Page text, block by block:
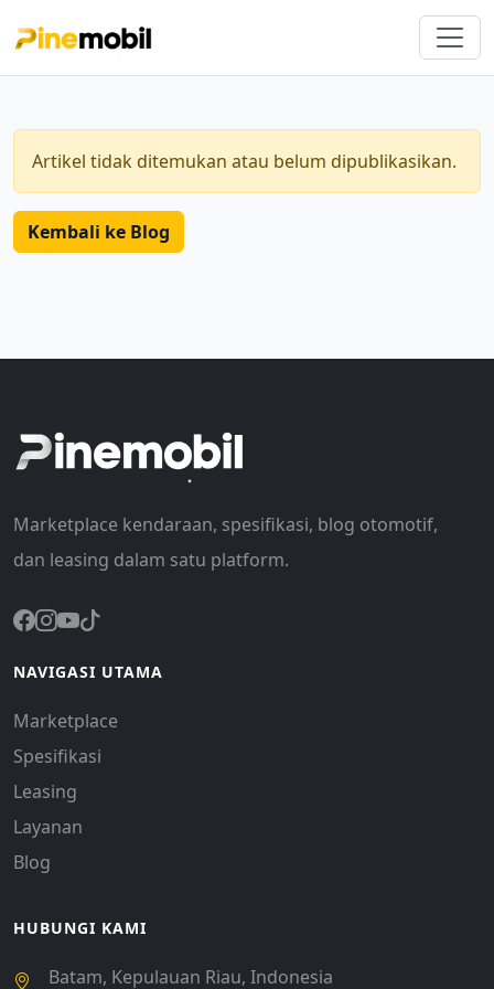
Artikel tidak ditemukan atau belum dipublikasikan.
Kembali ke Blog
Marketplace kendaraan, spesifikasi, blog otomotif,
dan leasing dalam satu platform.
NAVIGASI UTAMA
Marketplace
Spesifikasi
Leasing
Layanan
Blog
HUBUNGI KAMI
Batam, Kepulauan Riau, Indonesia